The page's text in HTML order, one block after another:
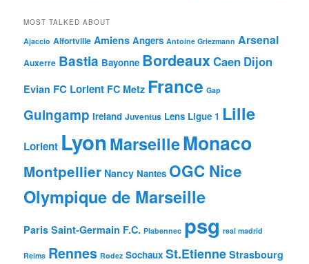
MOST TALKED ABOUT
Ajaccio Alfortville Amiens Angers Antoine Griezmann Arsenal
Auxerre Bastia Bayonne BordeauxCaen Dijon
Evian FC Lorient FC Metz France Gap
Guingamp Ireland Juventus Lens Ligue 1 Lille
Lorient Lyon MarseilleMonaco
Montpellier Nancy Nantes OGC Nice
Olympique de Marseille
Paris Saint-Germain F.C. Plabennec psg real madrid
Reims Rennes Rodez Sochaux St.Etienne Strasbourg